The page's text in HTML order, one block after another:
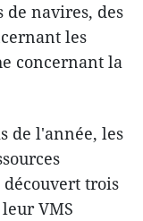
navires, des
les
concernant la
de l'année, les
trois
VMS